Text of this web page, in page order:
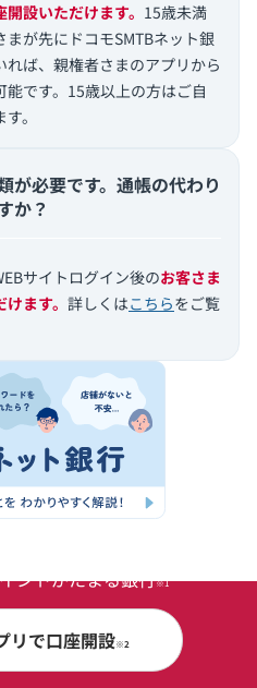
設いただけます。 15歳未満
が先にドコモSMTBネット銀
ば、親権者さまのアプリから
です。15歳以上の方はご自
。
が必要です。通帳の代わり
か？
サイトログイン後のお客さま
ます。 詳しくはこちらをご覧
ントがたまる銀行※1
リで口座開設※2